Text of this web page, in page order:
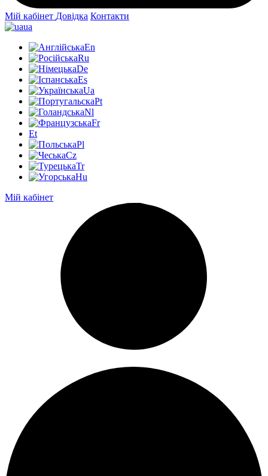
Мій кабінет Довідка Контакти
ua
En
Ru
De
Es
Ua
Pt
Nl
Fr
Et
Pl
Cz
Tr
Hu
Мій кабінет